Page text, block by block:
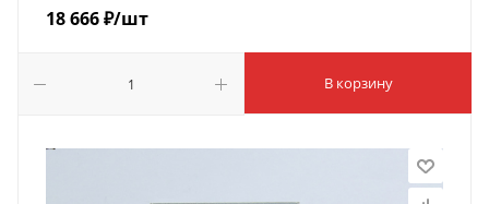
18 666₽/шт
В корзину